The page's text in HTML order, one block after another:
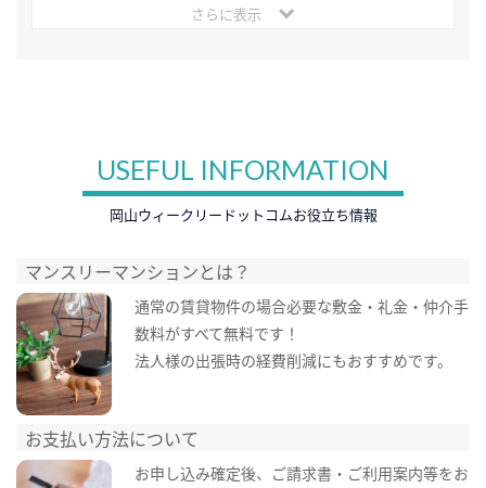
さらに表示
USEFUL INFORMATION
岡山ウィークリードットコムお役立ち情報
マンスリーマンションとは？
通常の賃貸物件の場合必要な敷金・礼金・仲介手
数料がすべて無料です！
法人様の出張時の経費削減にもおすすめです。
お支払い方法について
お申し込み確定後、ご請求書・ご利用案内等をお